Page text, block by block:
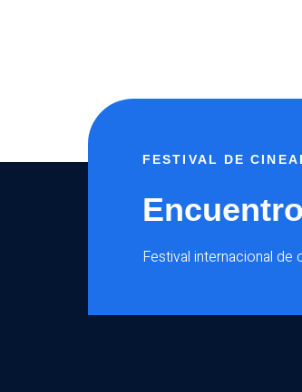
FESTIVAL DE
Festival internacional